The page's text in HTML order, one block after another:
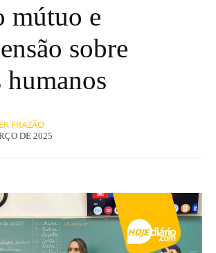
mútuo e
sobre
FRAZÃO
DE 2025